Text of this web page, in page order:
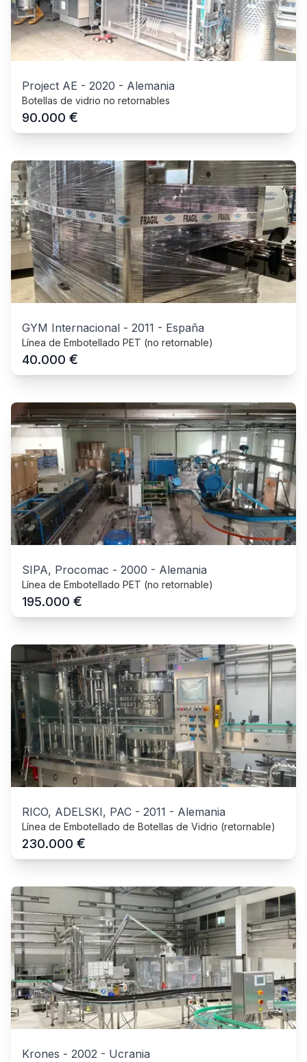
Project AE - 2020 - Alemania
Botellas de vidrio no retornables
90.000 €
GYM Internacional - 2011 - España
Línea de Embotellado PET (no retornable)
40.000 €
SIPA, Procomac - 2000 - Alemania
Línea de Embotellado PET (no retornable)
195.000 €
RICO, ADELSKI, PAC - 2011 - Alemania
Línea de Embotellado de Botellas de Vidrio (retornable)
230.000 €
Krones - 2002 - Ucrania